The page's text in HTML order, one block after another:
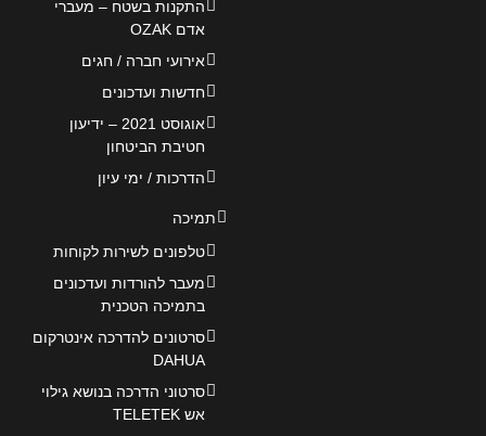
התקנות בשטח – מעברי
אדם OZAK
אירועי חברה / חגים
חדשות ועדכונים
אוגוסט 2021 – ידיעון
חטיבת הביטחון
הדרכות / ימי עיון
תמיכה
טלפונים לשירות לקוחות
מעבר להורדות ועדכונים
בתמיכה הטכנית
סרטונים להדרכה אינטרקום
DAHUA
סרטוני הדרכה בנושא גילוי
אש TELETEK